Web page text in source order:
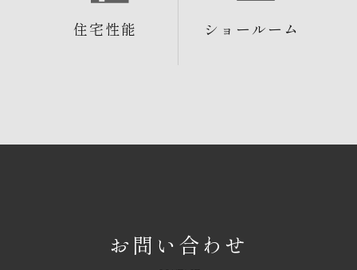
住宅性能 ショールーム
お問い合わせ